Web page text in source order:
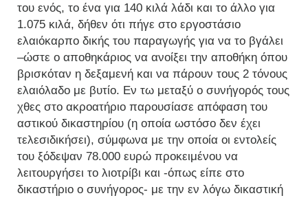
του ενός, το ένα για 140 κιλά λάδι και το άλλο για
1.075 κιλά, δήθεν ότι πήγε στο εργοστάσιο
ελαιόκαρπο δικής του παραγωγής για να το βγάλει
–ώστε ο αποθηκάριος να ανοίξει την αποθήκη όπου
βρισκόταν η δεξαμενή και να πάρουν τους 2 τόνους
ελαιόλαδο με βυτίο. Εν τω μεταξύ ο συνήγορός τους
χθες στο ακροατήριο παρουσίασε απόφαση του
αστικού δικαστηρίου (η οποία ωστόσο δεν έχει
τελεσιδικήσει), σύμφωνα με την οποία οι εντολείς
του ξόδεψαν 78.000 ευρώ προκειμένου να
λειτουργήσει το λιοτρίβι και -όπως είπε στο
δικαστήριο ο συνήγορος- με την εν λόγω δικαστική